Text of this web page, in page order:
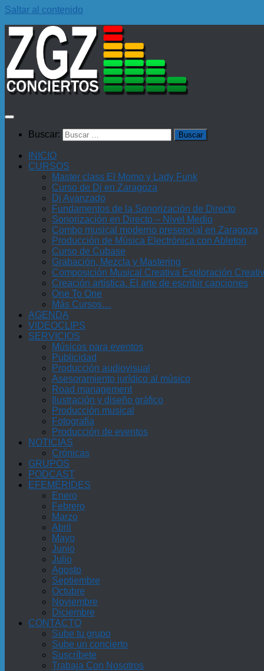
Saltar al contenido
Buscar:
INICIO
CURSOS
Master class El Momo y Lady Funk
Curso de Dj en Zaragoza
Dj Avanzado
Fundamentos de la Sonorización de Directo
Sonorización en Directo – Nivel Medio
Combo musical moderno presencial en Zaragoza
Producción de Música Electrónica con Ableton
Curso de Cubase
Grabación, Mezcla y Mastering
Composición Musical Creativa Exploración
Creación artística. El arte de escribir canciones
One To One
Más Cursos…
AGENDA
VIDEOCLIPS
SERVICIOS
Músicos para eventos
Publicidad
Producción audiovisual
Asesoramiento jurídico al músico
Road management
Ilustración y diseño gráfico
Producción musical
Fotografía
Producción de eventos
NOTICIAS
Crónicas
GRUPOS
PODCAST
EFEMÉRIDES
Enero
Febrero
Marzo
Abril
Mayo
Junio
Julio
Agosto
Septiembre
Octubre
Noviembre
Diciembre
CONTACTO
Sube tu grupo
Sube un concierto
Suscríbete
Trabaja Con Nosotros